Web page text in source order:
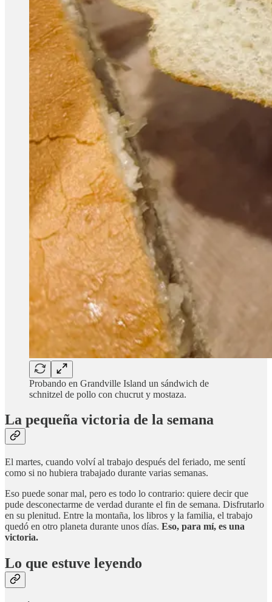
Probando en Grandville Island un sándwich de
schnitzel de pollo con chucrut y mostaza.
La pequeña victoria de la semana
El martes, cuando volví al trabajo después del feriado, me sentí
como si no hubiera trabajado durante varias semanas.
Eso puede sonar mal, pero es todo lo contrario: quiere decir que
pude desconectarme de verdad durante el fin de semana. Disfrutarlo
en su plenitud. Entre la montaña, los libros y la familia, el trabajo
quedó en otro planeta durante unos días. Eso, para mí, es una
victoria.
Lo que estuve leyendo